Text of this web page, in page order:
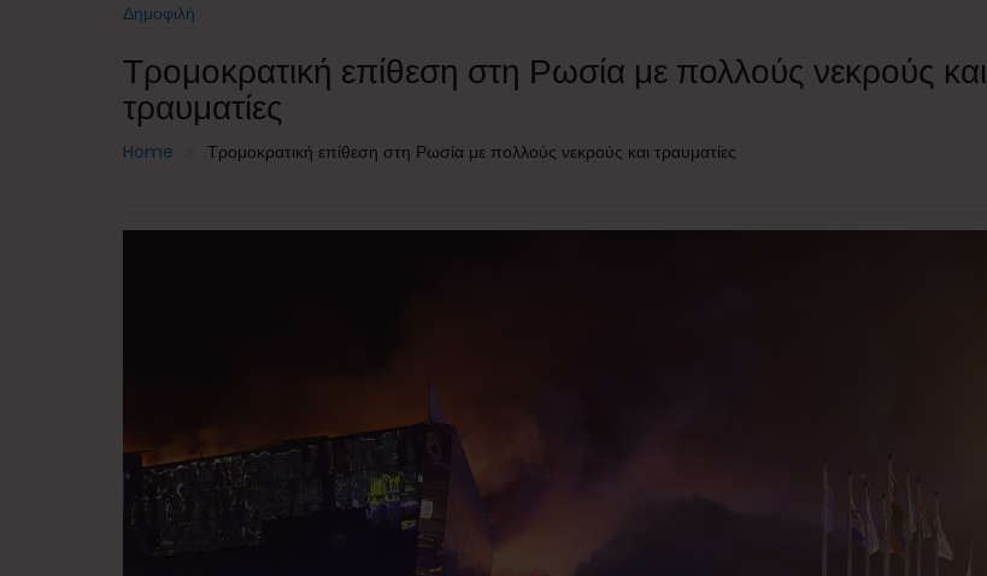
Δημοφιλή
Τρομοκρατική επίθεση στη Ρωσία με πολλούς νεκρούς και
τραυματίες
Home Τρομοκρατική επίθεση στη Ρωσία με πολλούς νεκρούς και τραυματίες